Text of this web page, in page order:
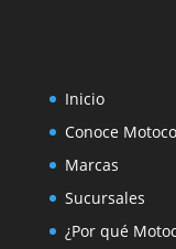
Inicio
Conoce
Marcas
Sucursales
¿Por qué